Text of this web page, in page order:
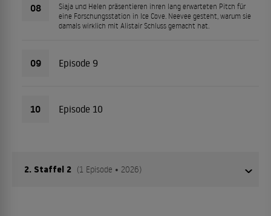
08
Siaja und Helen präsentieren ihren lang erwarteten Pitch für
eine Forschungsstation in Ice Cove. Neevee gesteht, warum sie
damals wirklich mit Alistair Schluss gemacht hat.
09 Episode 9
10 Episode 10
2. Staffel 2 (1 Episode • 2026)